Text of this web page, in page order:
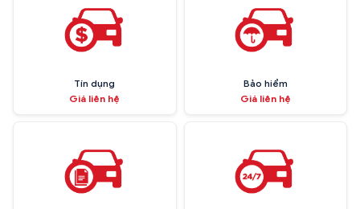
Tín dụng
Giá liên hệ
Bảo hiểm
Giá liên hệ